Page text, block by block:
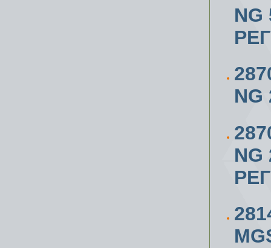
NG
NG
NG